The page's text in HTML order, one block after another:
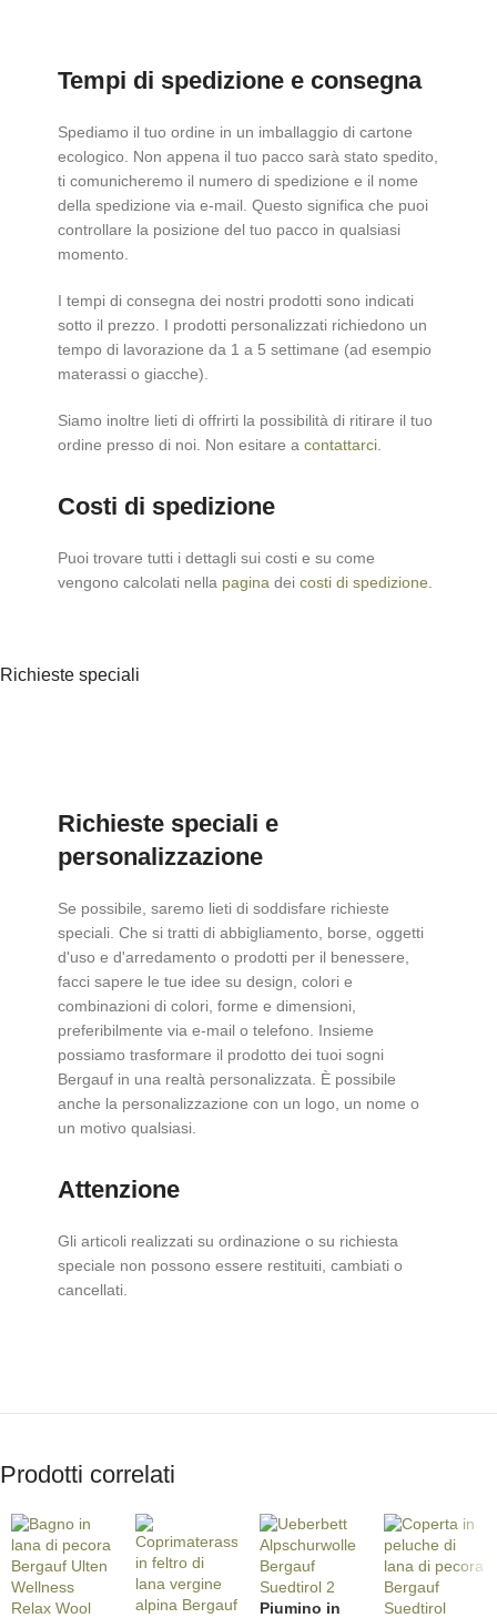
Tempi di spedizione e consegna
Spediamo il tuo ordine in un imballaggio di cartone
ecologico. Non appena il tuo pacco sarà stato spedito,
ti comunicheremo il numero di spedizione e il nome
della spedizione via e-mail. Questo significa che puoi
controllare la posizione del tuo pacco in qualsiasi
momento.
I tempi di consegna dei nostri prodotti sono indicati
sotto il prezzo. I prodotti personalizzati richiedono un
tempo di lavorazione da 1 a 5 settimane (ad esempio
materassi o giacche).
Siamo inoltre lieti di offrirti la possibilità di ritirare il tuo
ordine presso di noi. Non esitare a contattarci.
Costi di spedizione
Puoi trovare tutti i dettagli sui costi e su come
vengono calcolati nella pagina dei costi di spedizione
Richieste speciali
Richieste speciali e
personalizzazione
Se possibile, saremo lieti di soddisfare richieste
speciali. Che si tratti di abbigliamento, borse, oggetti
d'uso e d'arredamento o prodotti per il benessere,
facci sapere le tue idee su design, colori e
combinazioni di colori, forme e dimensioni,
preferibilmente via e-mail o telefono. Insieme
possiamo trasformare il prodotto dei tuoi sogni
Bergauf in una realtà personalizzata. È possibile
anche la personalizzazione con un logo, un nome o
un motivo qualsiasi.
Attenzione
Gli articoli realizzati su ordinazione o su richiesta
speciale non possono essere restituiti, cambiati o
cancellati.
Prodotti correlati
Piumino in